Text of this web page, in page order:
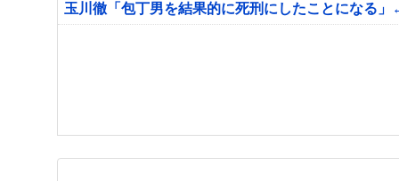
玉川徹「包丁男を結果的に死刑にしたことになる